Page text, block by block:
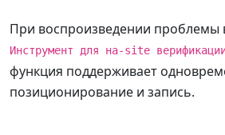
При воспроизведении
Инструмент для на-site
функция поддерживает
позиционирование и запись.